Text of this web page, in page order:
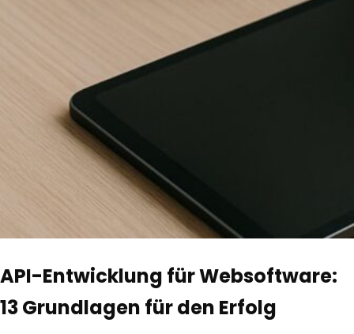
API-Entwicklung für Websoftware:
13 Grundlagen für den Erfolg